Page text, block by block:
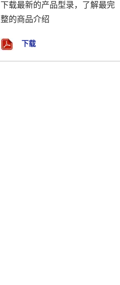
下载最新的产品型录，了解最完
整的商品介绍
下载